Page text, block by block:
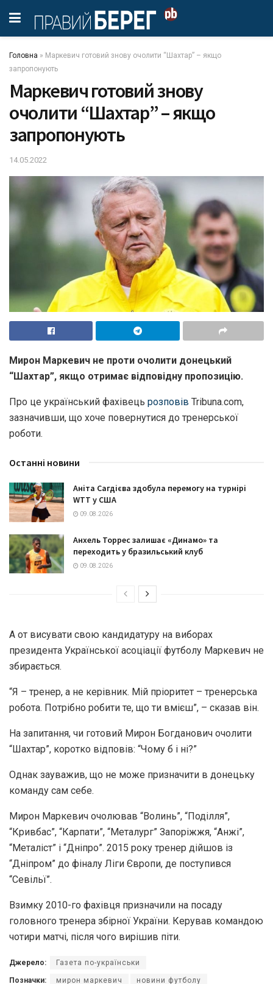
Головна » Маркевич готовий знову очолити “Шахтар” – якщо
запропонують
Маркевич готовий знову
очолити “Шахтар” – якщо
запропонують
14.05.2022
Мирон Маркевич не проти очолити донецький
“Шахтар”, якщо отримає відповідну пропозицію.
Про це український фахівець розповів Tribuna.com,
зазначивши, що хоче повернутися до тренерської
роботи.
Останні новини
Аніта Сагдієва здобула перемогу на турнірі
WTT у США
09.08.2026
Анхель Торрес залишає «Динамо» та
переходить у бразильський клуб
09.08.2026
А от висувати свою кандидатуру на виборах
президента Української асоціації футболу Маркевич не
збирається.
“Я – тренер, а не керівник. Мій пріоритет – тренерська
робота. Потрібно робити те, що ти вмієш”, – сказав він.
На запитання, чи готовий Мирон Богданович очолити
“Шахтар”, коротко відповів: “Чому б і ні?”
Однак зауважив, що не може призначити в донецьку
команду сам себе.
Мирон Маркевич очолював “Волинь”, “Поділля”,
“Кривбас”, “Карпати”, “Металург” Запоріжжя, “Анжі”,
“Металіст” і “Дніпро”. 2015 року тренер дійшов із
“Дніпром” до фіналу Ліги Європи, де поступився
“Севільї”.
Взимку 2010-го фахівця призначили на посаду
головного тренера збірної України. Керував командою
чотири матчі, після чого вирішив піти.
Джерело: Газета по-українськи
Позначки: мирон маркевич новини футболу